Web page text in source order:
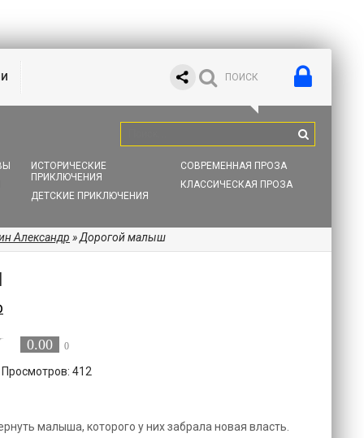
ИСТОРИЧЕСКИЕ
ПРИКЛЮЧЕНИЯ
ДЕТСКИЕ ПРИКЛЮЧЕНИЯ
СОВРЕМЕННАЯ ПРОЗА
КЛАССИЧЕСКАЯ ПРОЗА
Александр » Дорогой малыш
0.00 0
412
малыша, которого у них забрала новая власть.